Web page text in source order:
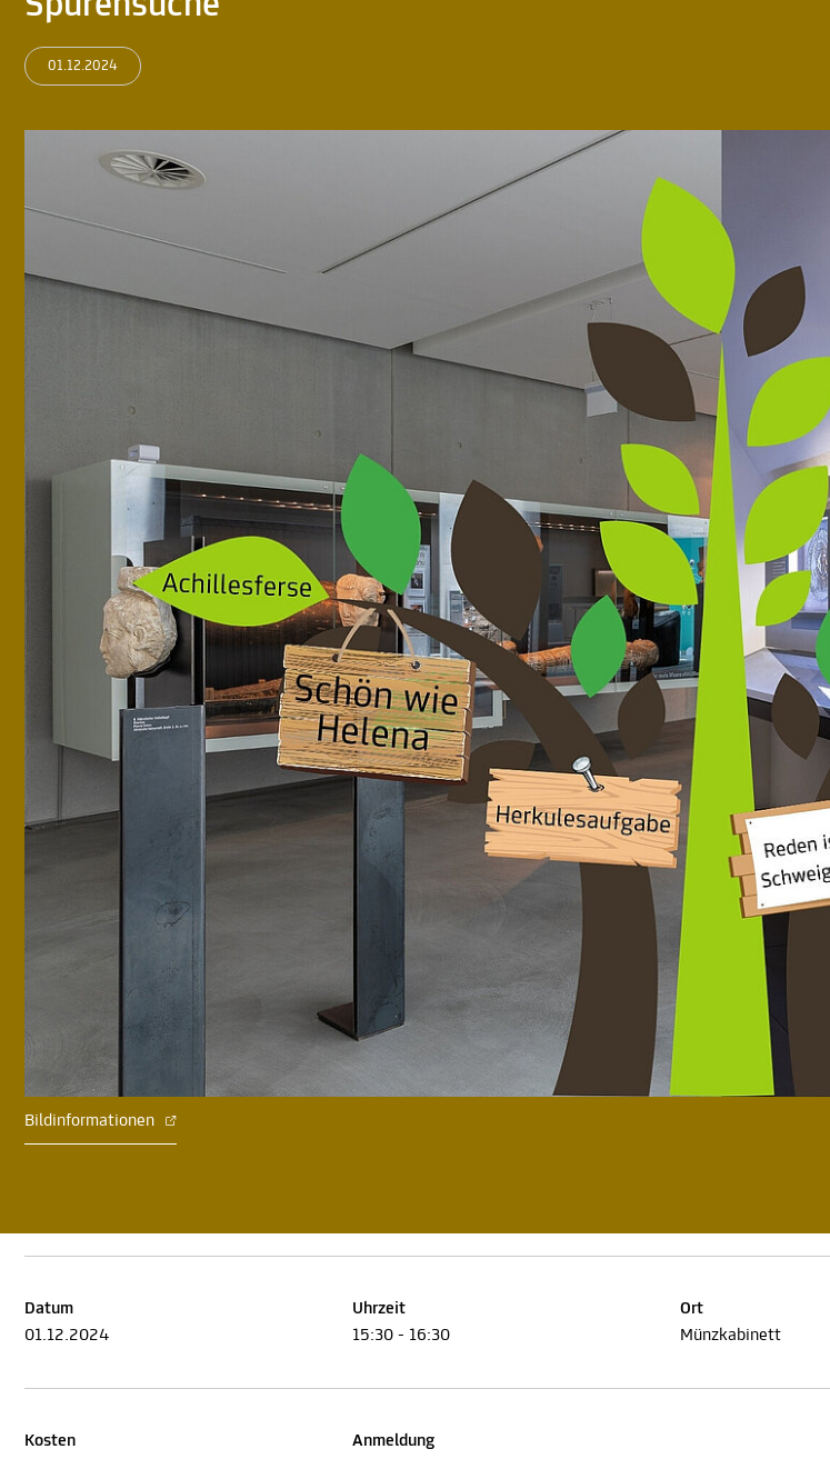
01.12.2024
Bildinformationen
Datum
01.12.2024
Uhrzeit
15:30 - 16:30
Ort
Münzkabinett
Kosten
Anmeldung